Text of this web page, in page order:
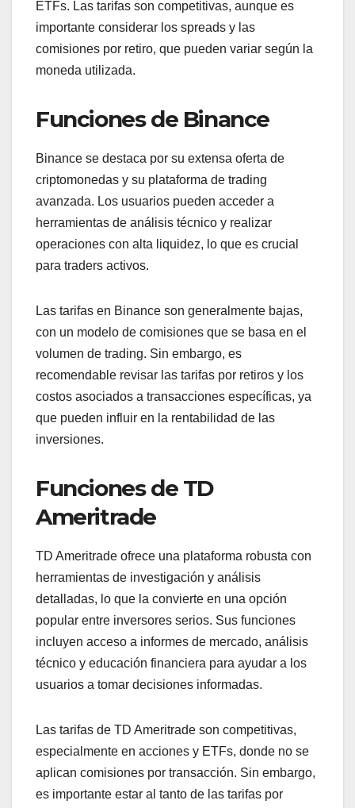
ETFs. Las tarifas son competitivas, aunque es
importante considerar los spreads y las
comisiones por retiro, que pueden variar según la
moneda utilizada.
Funciones de Binance
Binance se destaca por su extensa oferta de
criptomonedas y su plataforma de trading
avanzada. Los usuarios pueden acceder a
herramientas de análisis técnico y realizar
operaciones con alta liquidez, lo que es crucial
para traders activos.
Las tarifas en Binance son generalmente bajas,
con un modelo de comisiones que se basa en el
volumen de trading. Sin embargo, es
recomendable revisar las tarifas por retiros y los
costos asociados a transacciones específicas, ya
que pueden influir en la rentabilidad de las
inversiones.
Funciones de TD
Ameritrade
TD Ameritrade ofrece una plataforma robusta con
herramientas de investigación y análisis
detalladas, lo que la convierte en una opción
popular entre inversores serios. Sus funciones
incluyen acceso a informes de mercado, análisis
técnico y educación financiera para ayudar a los
usuarios a tomar decisiones informadas.
Las tarifas de TD Ameritrade son competitivas,
especialmente en acciones y ETFs, donde no se
aplican comisiones por transacción. Sin embargo,
es importante estar al tanto de las tarifas por